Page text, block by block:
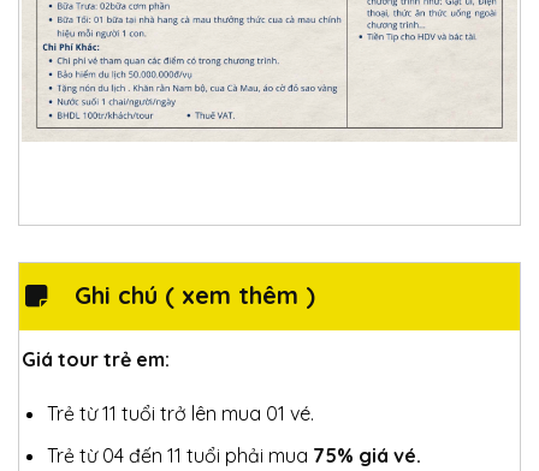
Ghi chú ( xem thêm )
Giá tour trẻ em:
Trẻ từ 11 tuổi trở lên mua 01 vé.
Trẻ từ 04 đến 11 tuổi phải mua 75% giá vé.